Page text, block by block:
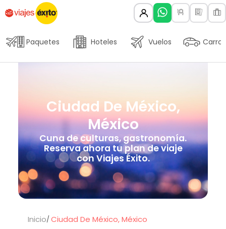
Paquetes Hoteles Vuelos Carros
Ciudad De México,
México
Cuna de culturas, gastronomía.
Reserva ahora tu plan de viaje
con Viajes Éxito.
Inicio Ciudad De México, México